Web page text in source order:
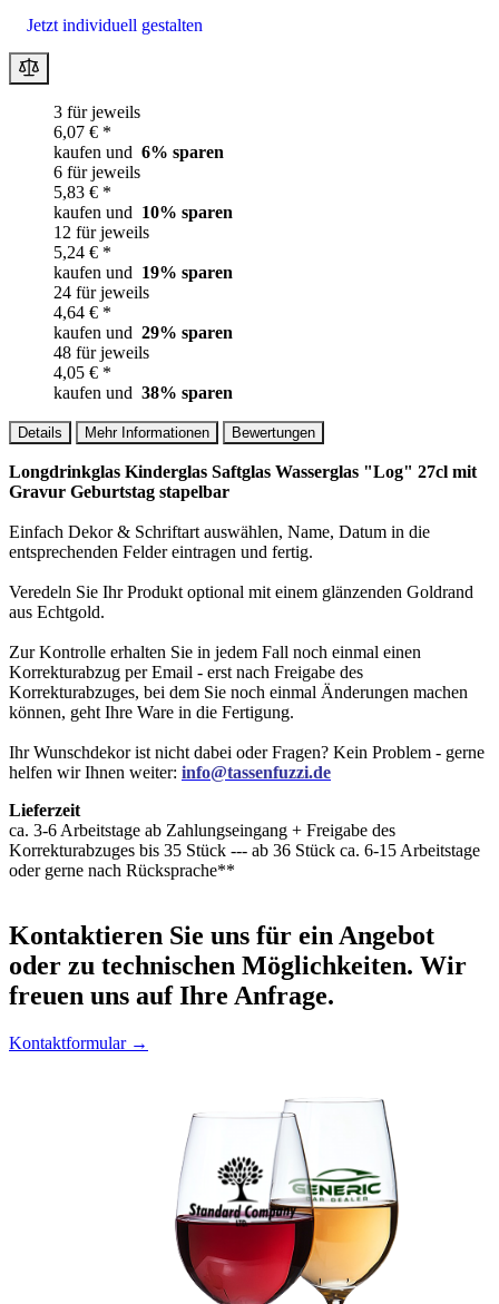
Jetzt individuell gestalten
3 für jeweils
6,07 € *
kaufen und 6% sparen
6 für jeweils
5,83 € *
kaufen und 10% sparen
12 für jeweils
5,24 € *
kaufen und 19% sparen
24 für jeweils
4,64 € *
kaufen und 29% sparen
48 für jeweils
4,05 € *
kaufen und 38% sparen
Details Mehr Informationen Bewertungen
Longdrinkglas Kinderglas Saftglas Wasserglas "Log" 27cl mit
Gravur Geburtstag stapelbar
Einfach Dekor & Schriftart auswählen, Name, Datum in die
entsprechenden Felder eintragen und fertig.
Veredeln Sie Ihr Produkt optional mit einem glänzenden Goldrand
aus Echtgold.
Zur Kontrolle erhalten Sie in jedem Fall noch einmal einen
Korrekturabzug per Email - erst nach Freigabe des
Korrekturabzuges, bei dem Sie noch einmal Änderungen machen
können, geht Ihre Ware in die Fertigung.
Ihr Wunschdekor ist nicht dabei oder Fragen? Kein Problem - gerne
helfen wir Ihnen weiter: info@tassenfuzzi.de
Lieferzeit
ca. 3-6 Arbeitstage ab Zahlungseingang + Freigabe des
Korrekturabzuges bis 35 Stück --- ab 36 Stück ca. 6-15 Arbeitstage
oder gerne nach Rücksprache**
Kontaktieren Sie uns für ein Angebot
oder zu technischen Möglichkeiten. Wir
freuen uns auf Ihre Anfrage.
Kontaktformular →